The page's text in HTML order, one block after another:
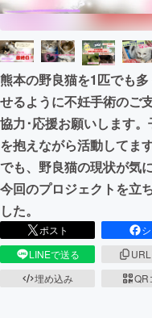
ビジネス・起
まちづくり・
CAMPFIRE for
CAMPFIREふる
熊本の野良猫を1匹でも多
せるように不妊手術のご
協力･応援お願いします。
を抱えながら活動してま
でも、野良猫の現状が気に
今回のプロジェクトを立
した。
ポスト
LINEで送る
埋め込み
QR